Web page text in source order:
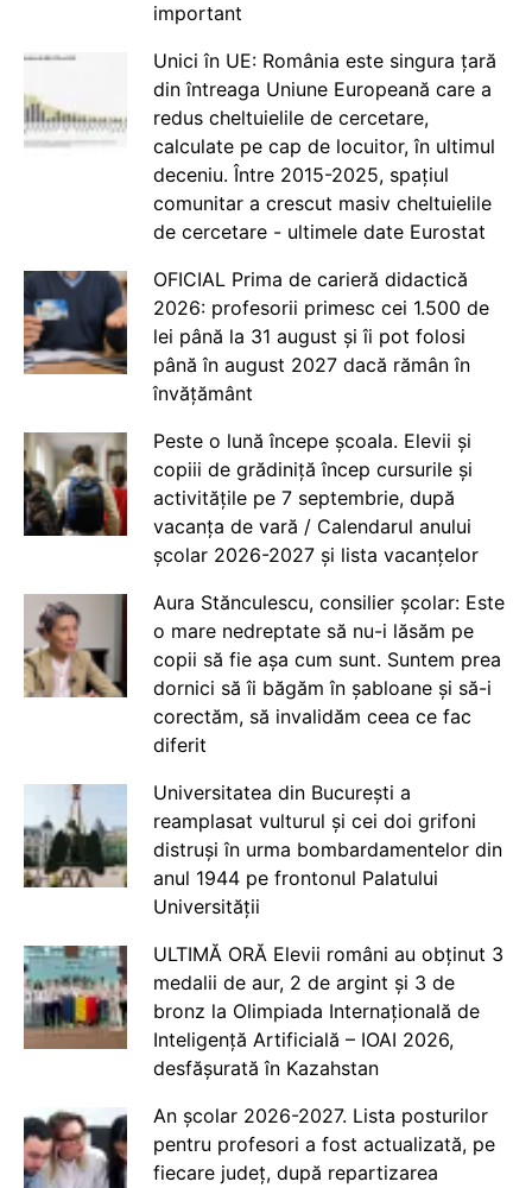
important
Unici în UE: România este singura țară
din întreaga Uniune Europeană care a
redus cheltuielile de cercetare,
calculate pe cap de locuitor, în ultimul
deceniu. Între 2015-2025, spațiul
comunitar a crescut masiv cheltuielile
de cercetare - ultimele date Eurostat
OFICIAL Prima de carieră didactică
2026: profesorii primesc cei 1.500 de
lei până la 31 august și îi pot folosi
până în august 2027 dacă rămân în
învățământ
Peste o lună începe școala. Elevii și
copiii de grădiniță încep cursurile și
activitățile pe 7 septembrie, după
vacanța de vară / Calendarul anului
școlar 2026-2027 și lista vacanțelor
Aura Stănculescu, consilier școlar: Este
o mare nedreptate să nu-i lăsăm pe
copii să fie așa cum sunt. Suntem prea
dornici să îi băgăm în șabloane și să-i
corectăm, să invalidăm ceea ce fac
diferit
Universitatea din București a
reamplasat vulturul și cei doi grifoni
distruși în urma bombardamentelor din
anul 1944 pe frontonul Palatului
Universității
ULTIMĂ ORĂ Elevii români au obținut 3
medalii de aur, 2 de argint și 3 de
bronz la Olimpiada Internațională de
Inteligență Artificială – IOAI 2026,
desfășurată în Kazahstan
An școlar 2026-2027. Lista posturilor
pentru profesori a fost actualizată, pe
fiecare județ, după repartizarea